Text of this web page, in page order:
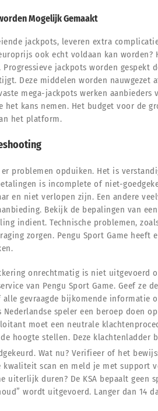
Mogelijk Gemaakt
jackpots, leveren extra
ook echt voldaan kan
jackpots worden gespekt
Deze middelen worden nauwgezet
mega-jackpots werken aanbieders
het kans nemen. Het budget voor de
het platform.
problemen opduiken. Het is
is incomplete of niet-
en niet verlopen zijn. Een andere
Bekijk de bepalingen van
indient. Technische problemen,
zorgen. Pengu Sport Game
onrechtmatig is niet uitgevoerd
van Pengu Sport Game. Geef ze
alle gevraagde bijkomende informatie
speler een beroep doen
moet een neutrale
hoogte stellen. Deze klachtenladder
Wat nu? Verifieer of het
kwaliteit scan en meld je met support
uiterlijk duren? De KSA bepaalt
wordt uitgevoerd. Langer dan 14